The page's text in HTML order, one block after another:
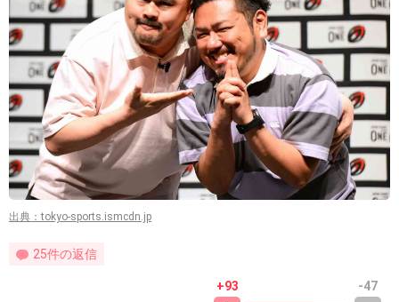
出典：tokyo-sports.ismcdn.jp
25件の返信
+93 -47